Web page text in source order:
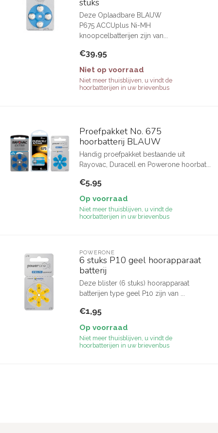
stuks
Deze Oplaadbare BLAUW
P675 ACCUplus Ni-MH
knoopcelbatterijen zijn van...
€39,95
Niet op voorraad
Niet meer thuisblijven, u vindt de
hoorbatterijen in uw brievenbus
Proefpakket No. 675
hoorbatterij BLAUW
Handig proefpakket bestaande uit
Rayovac, Duracell en Powerone hoorbat...
€5,95
Op voorraad
Niet meer thuisblijven, u vindt de
hoorbatterijen in uw brievenbus
POWERONE
6 stuks P10 geel hoorapparaat
batterij
Deze blister (6 stuks) hoorapparaat
batterijen type geel P10 zijn van ...
€1,95
Op voorraad
Niet meer thuisblijven, u vindt de
hoorbatterijen in uw brievenbus